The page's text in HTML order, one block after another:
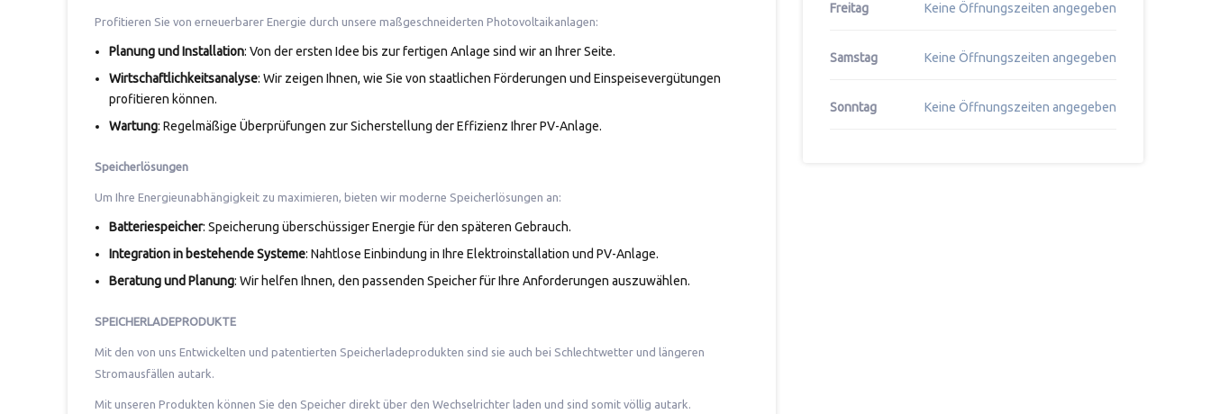
Profitieren Sie von erneuerbarer Energie durch unsere maßgeschneiderten Photovoltaikanlagen:
Planung und Installation: Von der ersten Idee bis zur fertigen Anlage sind wir an Ihrer Seite.
Wirtschaftlichkeitsanalyse: Wir zeigen Ihnen, wie Sie von staatlichen Förderungen und Einspeisevergütungen
profitieren können.
Wartung: Regelmäßige Überprüfungen zur Sicherstellung der Effizienz Ihrer PV-Anlage.
Speicherlösungen
Um Ihre Energieunabhängigkeit zu maximieren, bieten wir moderne Speicherlösungen an:
Batteriespeicher: Speicherung überschüssiger Energie für den späteren Gebrauch.
Integration in bestehende Systeme: Nahtlose Einbindung in Ihre Elektroinstallation und PV-Anlage.
Beratung und Planung: Wir helfen Ihnen, den passenden Speicher für Ihre Anforderungen auszuwählen.
SPEICHERLADEPRODUKTE
Mit den von uns Entwickelten und patentierten Speicherladeprodukten sind sie auch bei Schlechtwetter und längeren
Stromausfällen autark.
Mit unseren Produkten können Sie den Speicher direkt über den Wechselrichter laden und sind somit völlig autark.
Freitag Keine Öffnungszeiten angegeben
Samstag Keine Öffnungszeiten angegeben
Sonntag Keine Öffnungszeiten angegeben